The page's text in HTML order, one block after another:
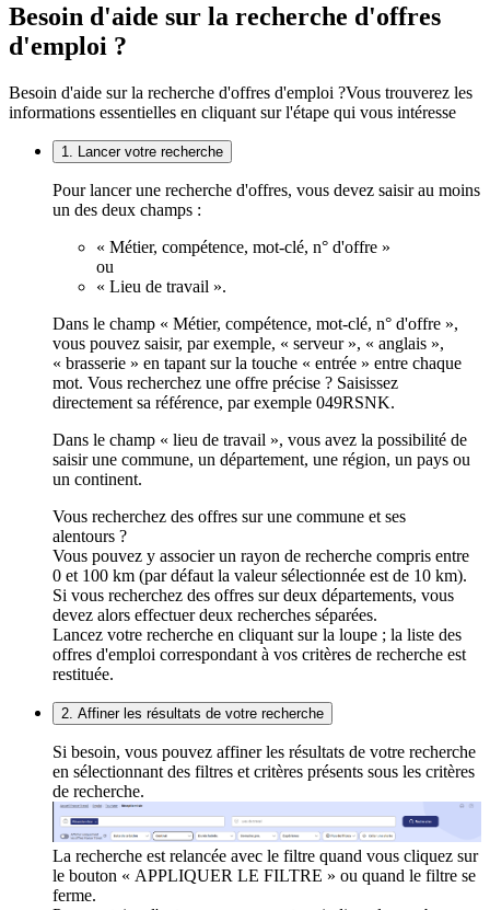
Besoin d'aide sur la recherche d'offres
d'emploi ?
Besoin d'aide sur la recherche d'offres d'emploi ?Vous trouverez les
informations essentielles en cliquant sur l'étape qui vous intéresse
1. Lancer votre recherche
Pour lancer une recherche d'offres, vous devez saisir au moins
un des deux champs :
« Métier, compétence, mot-clé, n° d'offre »
ou
« Lieu de travail ».
Dans le champ « Métier, compétence, mot-clé, n° d'offre »,
vous pouvez saisir, par exemple, « serveur », « anglais »,
« brasserie » en tapant sur la touche « entrée » entre chaque
mot. Vous recherchez une offre précise ? Saisissez
directement sa référence, par exemple 049RSNK.
Dans le champ « lieu de travail », vous avez la possibilité de
saisir une commune, un département, une région, un pays ou
un continent.
Vous recherchez des offres sur une commune et ses
alentours ?
Vous pouvez y associer un rayon de recherche compris entre
0 et 100 km (par défaut la valeur sélectionnée est de 10 km).
Si vous recherchez des offres sur deux départements, vous
devez alors effectuer deux recherches séparées.
Lancez votre recherche en cliquant sur la loupe ; la liste des
offres d'emploi correspondant à vos critères de recherche est
restituée.
2. Affiner les résultats de votre recherche
Si besoin, vous pouvez affiner les résultats de votre recherche
en sélectionnant des filtres et critères présents sous les critères
de recherche.
La recherche est relancée avec le filtre quand vous cliquez sur
le bouton « APPLIQUER LE FILTRE » ou quand le filtre se
ferme.